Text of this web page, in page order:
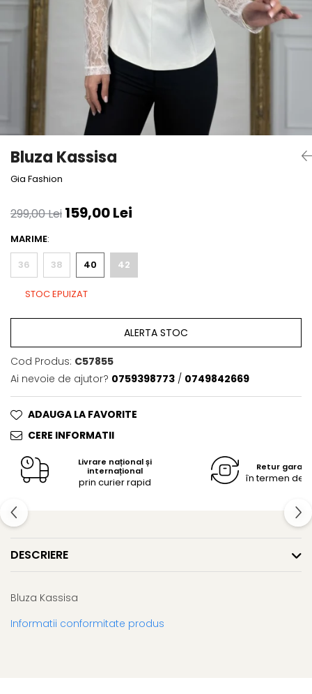
Pantaloni
Blanuri
Paltoane
Traditional
Bluza Kassisa
Gia Fashion
299,00 Lei 159,00 Lei
MARIME:
36
38 40 42
STOC EPUIZAT
ALERTA STOC
Cod Produs: C57855
Ai nevoie de ajutor? 0759398773 / 0749842669
ADAUGA LA FAVORITE
CERE INFORMATII
Livrare național și
internațional
prin curier rapid
Retur
în termen de
DESCRIERE
Bluza Kassisa
Informatii conformitate produs